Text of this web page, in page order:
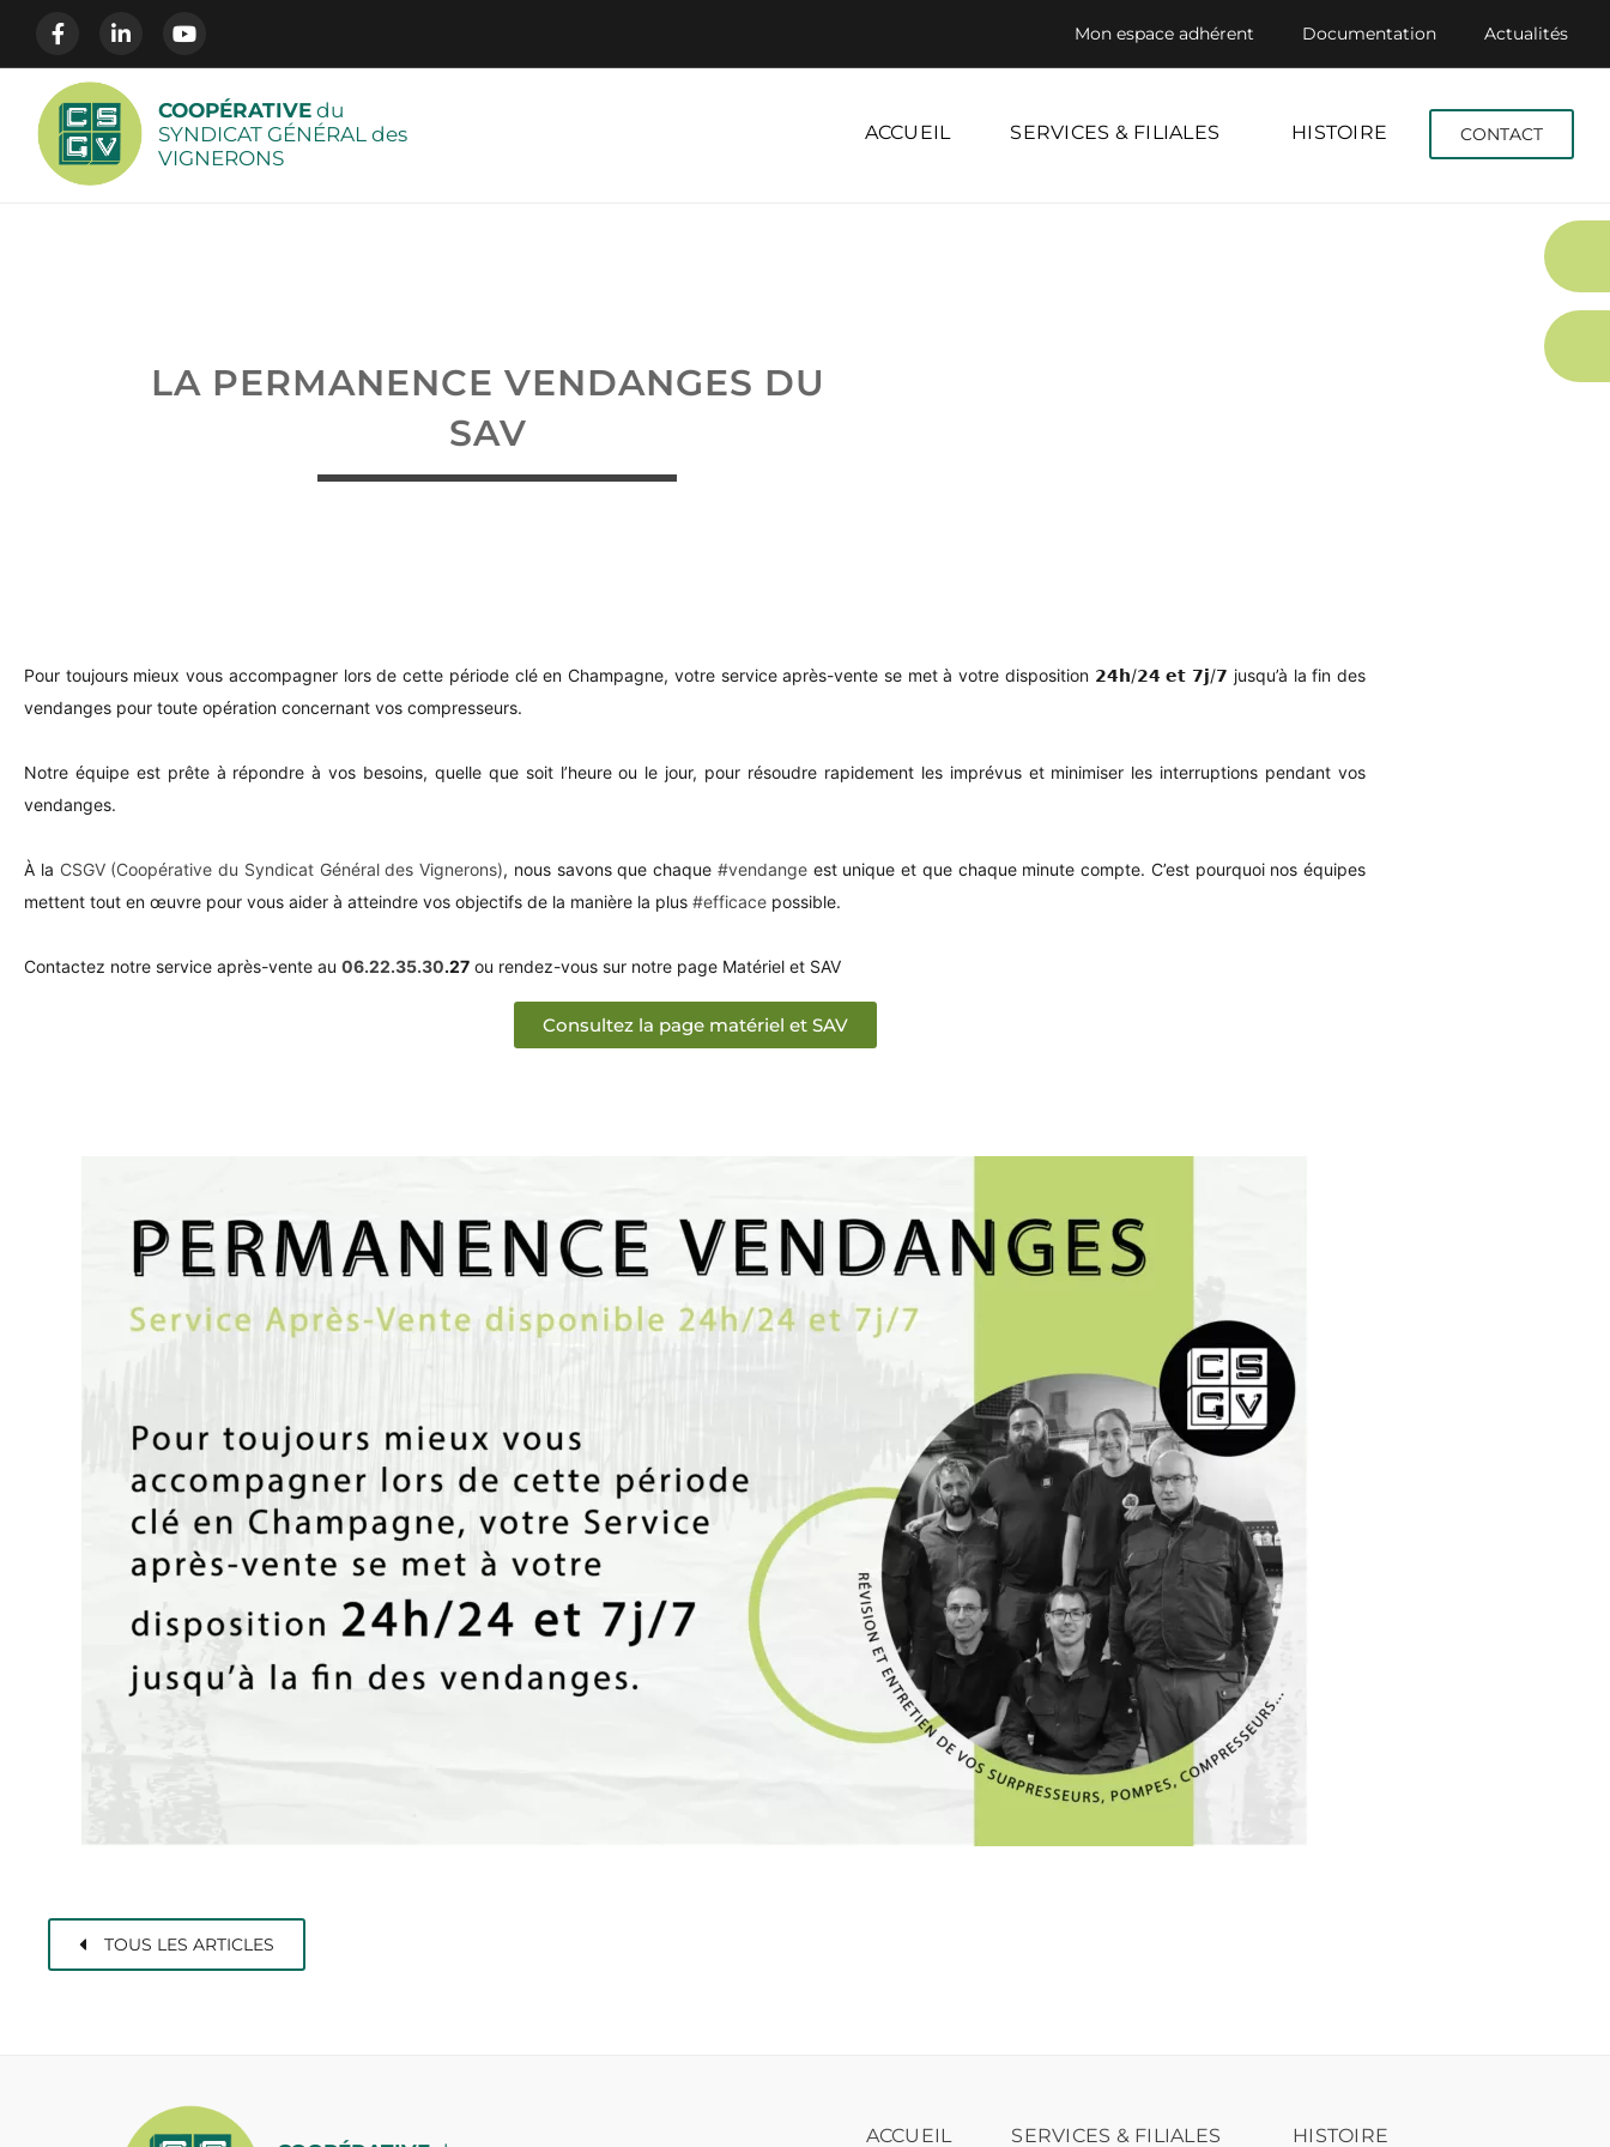
Mon espace adhérent Documentation Actualités
COOPÉRATIVE du
SYNDICAT GÉNÉRAL des
VIGNERONS
ACCUEIL SERVICES & FILIALES HISTOIRE CONTACT
LA PERMANENCE VENDANGES DU
SAV
Pour toujours mieux vous accompagner lors de cette période clé en Champagne, votre service après-vente se met à votre disposition 𝟮𝟰𝗵/𝟮𝟰 𝗲𝘁 𝟳𝗷/𝟳 jusqu’à la fin des
vendanges pour toute opération concernant vos compresseurs.
Notre équipe est prête à répondre à vos besoins, quelle que soit l’heure ou le jour, pour résoudre rapidement les imprévus et minimiser les interruptions pendant vos
vendanges.
À la CSGV (Coopérative du Syndicat Général des Vignerons), nous savons que chaque #vendangeest unique et que chaque minute compte. C’est pourquoi nos équipes
mettent tout en œuvre pour vous aider à atteindre vos objectifs de la manière la plus #efficace possible.
Contactez notre service après-vente au 06.22.35.30.27 ou rendez-vous sur notre page Matériel et SAV
Consultez la page matériel et SAV
TOUS LES ARTICLES
ACCUEIL SERVICES & FILIALES HISTOIRE